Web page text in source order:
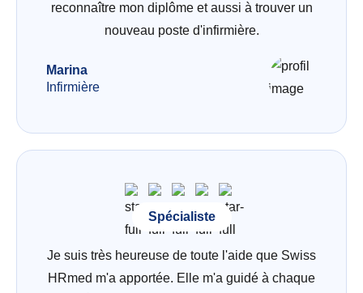
reconnaître mon diplôme et aussi à trouver un
nouveau poste d'infirmière.
Marina
Infirmière
Spécialiste
Je suis très heureuse de toute l'aide que Swiss
HRmed m'a apportée. Elle m'a guidé à chaque